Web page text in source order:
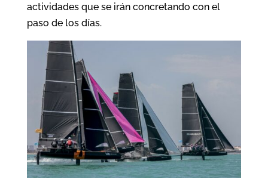
actividades que se irán concretando con el
paso de los días.